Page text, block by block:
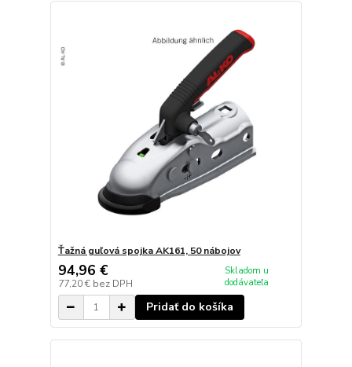
Ťažná guľová spojka AK161, 50 nábojov
94,96 €
77,20 € bez DPH
Skladom u
dodávateľa
Pridať do košíka